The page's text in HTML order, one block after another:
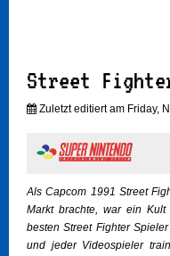
Street
Zuletzt editiert am Friday,
Als Capcom 1991 Street
Markt brachte, war ein Kult
besten Street Fighter
und jeder Videospieler